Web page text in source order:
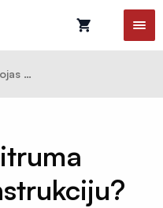
Kā veidojas mitruma slodzes uz konstrukciju?